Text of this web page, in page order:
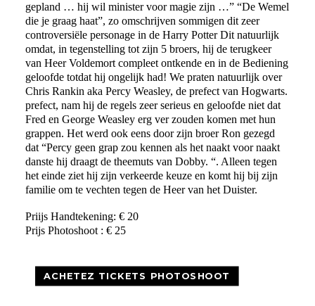
gepland … hij wil minister voor magie zijn …” “De Wemel
die je graag haat”, zo omschrijven sommigen dit zeer
controversiële personage in de Harry Potter Dit natuurlijk
omdat, in tegenstelling tot zijn 5 broers, hij de terugkeer
van Heer Voldemort compleet ontkende en in de Bediening
geloofde totdat hij ongelijk had! We praten natuurlijk over
Chris Rankin aka Percy Weasley, de prefect van Hogwarts.
prefect, nam hij de regels zeer serieus en geloofde niet dat
Fred en George Weasley erg ver zouden komen met hun
grappen. Het werd ook eens door zijn broer Ron gezegd
dat “Percy geen grap zou kennen als het naakt voor naakt
danste hij draagt de theemuts van Dobby. “. Alleen tegen
het einde ziet hij zijn verkeerde keuze en komt hij bij zijn
familie om te vechten tegen de Heer van het Duister.
Priijs Handtekening: € 20
Prijs Photoshoot : € 25
ACHETEZ TICKETS PHOTOSHOOT